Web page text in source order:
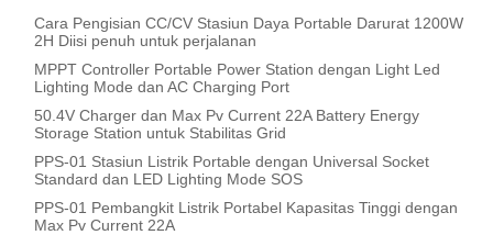
Cara Pengisian CC/CV Stasiun Daya Portable Darurat 1200W
2H Diisi penuh untuk perjalanan
MPPT Controller Portable Power Station dengan Light Led
Lighting Mode dan AC Charging Port
50.4V Charger dan Max Pv Current 22A Battery Energy
Storage Station untuk Stabilitas Grid
PPS-01 Stasiun Listrik Portable dengan Universal Socket
Standard dan LED Lighting Mode SOS
PPS-01 Pembangkit Listrik Portabel Kapasitas Tinggi dengan
Max Pv Current 22A